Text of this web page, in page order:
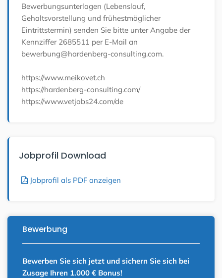
Bewerbungsunterlagen (Lebenslauf,
Gehaltsvorstellung und frühestmöglicher
Eintrittstermin) senden Sie bitte unter Angabe der
Kennziffer 2685511 per E-Mail an
bewerbung@hardenberg-consulting.com.
https://www.meikovet.ch
https://hardenberg-consulting.com/
https://www.vetjobs24.com/de
Jobprofil Download
Jobprofil als PDF anzeigen
Bewerbung
Bewerben Sie sich jetzt und sichern Sie sich bei
Zusage Ihren 1.000 € Bonus!